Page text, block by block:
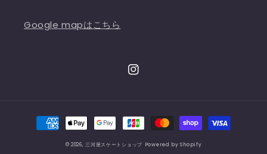
Google mapはこちら
Instagram
決
済
© 2026,三河屋スケートショップ Powered by Shopify